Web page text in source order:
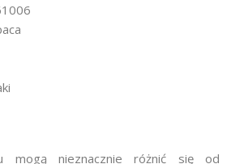
mogą nieznacznie różnić się od